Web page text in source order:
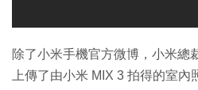
除了小米手機官方微博，小米總
上傳了由小米 MIX 3 拍得的室